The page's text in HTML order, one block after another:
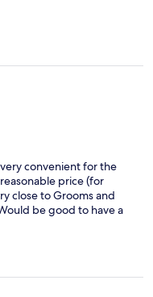
convenient for the
price (for
close to Grooms and
be good to have a